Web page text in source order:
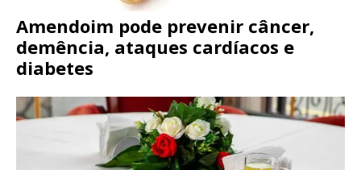
Amendoim pode prevenir câncer,
demência, ataques cardíacos e
diabetes